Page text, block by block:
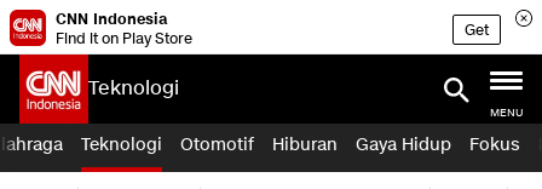
CNN Indonesia
Find it on Play Store
Get
Teknologi
MENU
Teknologi Otomotif Hiburan Gaya Hidup Fokus